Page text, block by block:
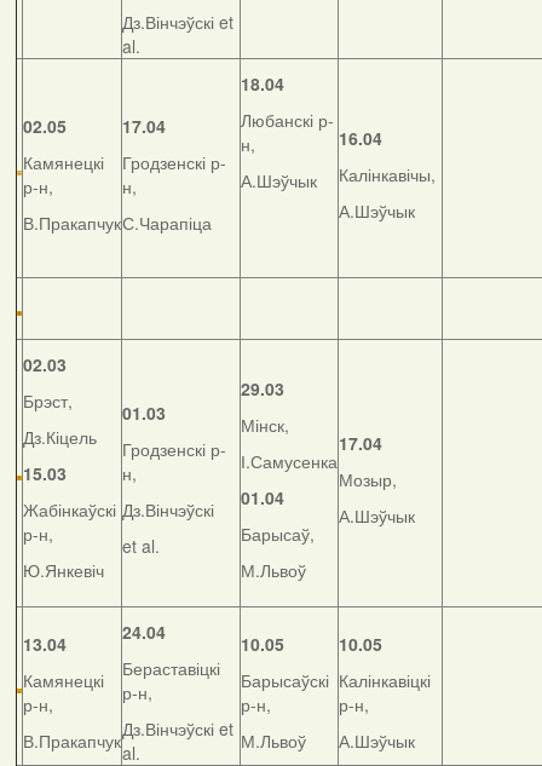
Дз.Вінчэўскі et
al.
02.05
Камянецкі
р-н,
В.Пракапчук
17.04
Гродзенскі р-
н,
С.Чарапіца
18.04
Любанскі р-
н,
А.Шэўчык
16.04
Калінкавічы,
А.Шэўчык
02.03
Брэст,
Дз.Кіцель
15.03
Жабінкаўскі
р-н,
Ю.Янкевіч
01.03
Гродзенскі р-
н,
Дз.Вінчэўскі
et al.
29.03
Мінск,
І.Самусенка
01.04
Барысаў,
М.Львоў
17.04
Мозыр,
А.Шэўчык
13.04
Камянецкі
р-н,
В.Пракапчук
24.04
Бераставіцкі
р-н,
Дз.Вінчэўскі et
al.
10.05
Барысаўскі
р-н,
М.Львоў
10.05
Калінкавіцкі
р-н,
А.Шэўчык